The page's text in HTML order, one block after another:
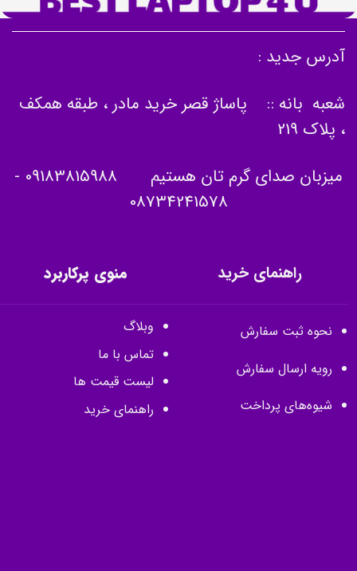
آدرس جدید :
شعبه بانه :: پاساژ قصر خرید مادر ، طبقه همکف
، پلاک 219
میزبان صدای گرم تان هستیم 09183815988
-
08734241578
راهنمای خرید
نحوه ثبت سفارش
رویه ارسال سفارش
شیوه‌های پرداخت
منوی پرکاربرد
وبلاگ
تماس با ما
لیست قیمت ها
راهنمای خرید